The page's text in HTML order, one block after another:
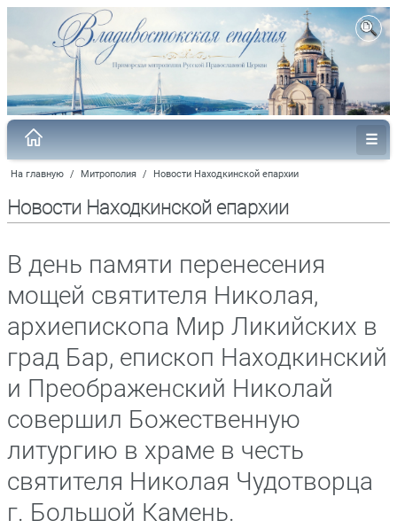
На главную / Митрополия / Новости Находкинской епархии
Новости Находкинской епархии
В день памяти перенесения
мощей святителя Николая,
архиепископа Мир Ликийских в
град Бар, епископ Находкинский
и Преображенский Николай
совершил Божественную
литургию в храме в честь
святителя Николая Чудотворца
г. Большой Камень.